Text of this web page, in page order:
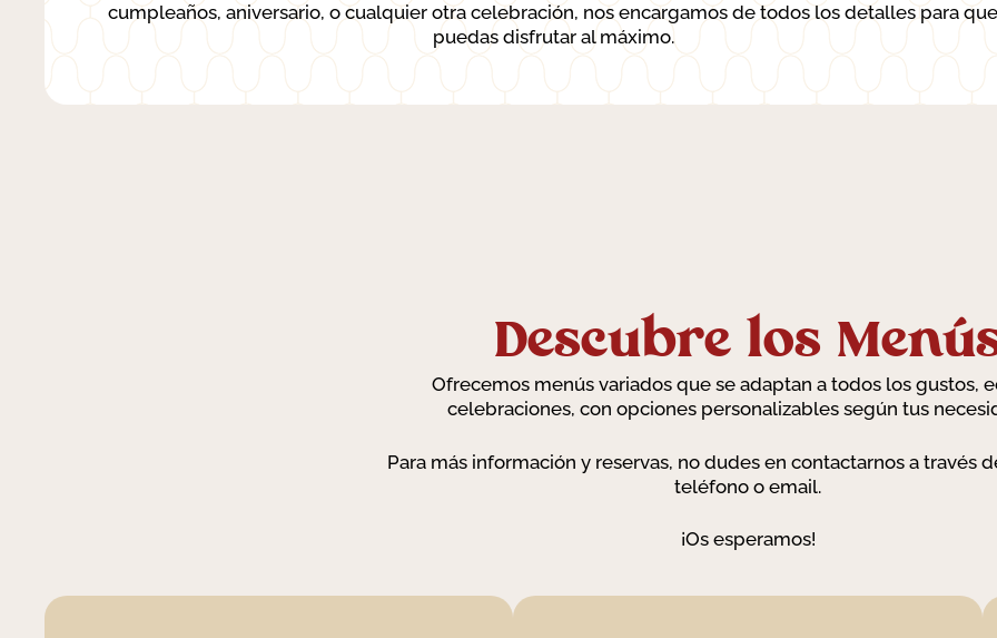
cumpleaños, aniversario, o cualquier otra celebración, nos encargamos de todos los detalles para
puedas disfrutar al máximo.
Descubre los
Ofrecemos menús variados que se adaptan a todos los gustos,
celebraciones, con opciones personalizables según tus
Para más información y reservas, no dudes en contactarnos a través
teléfono o email.
¡Os esperamos!